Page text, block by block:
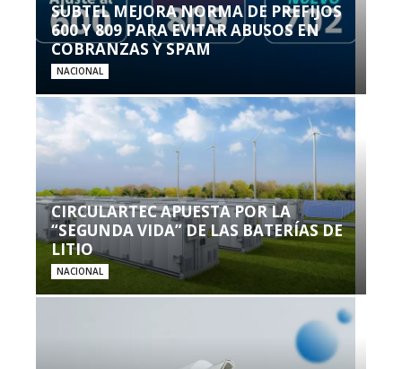
SUBTEL MEJORA NORMA DE PREFIJOS
600 Y 809 PARA EVITAR ABUSOS EN
COBRANZAS Y SPAM
NACIONAL
CIRCULARTEC APUESTA POR LA
“SEGUNDA VIDA” DE LAS BATERÍAS DE
LITIO
NACIONAL